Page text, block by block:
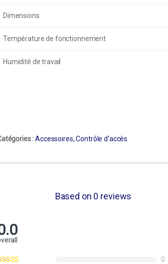
Dimensions
Température de fonctionnement
Humidité de travail
:Accessoires,Contrôle d'accès
Based on 0 reviews
0